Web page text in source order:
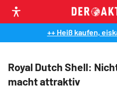
++ Heiß kaufen,
Royal Dutch Shell:
macht attraktiv